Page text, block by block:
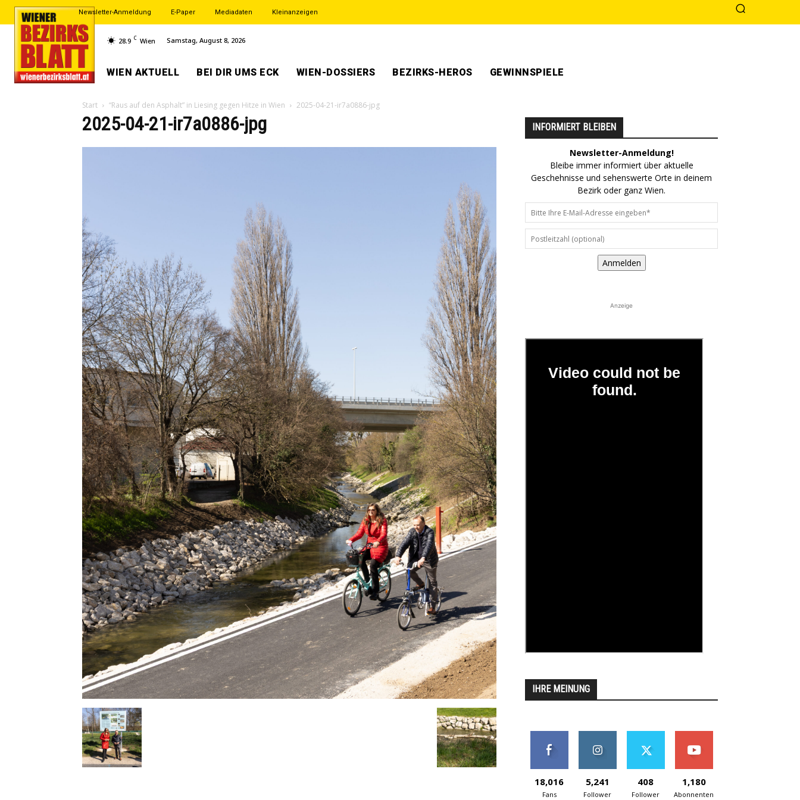
Newsletter-Anmeldung E-Paper Mediadaten Kleinanzeigen
28.9 C Wien Samstag, August 8, 2026
WIEN AKTUELL BEI DIR UMS ECK WIEN-DOSSIERS BEZIRKS-HEROS GEWINNSPIELE
Start “Raus auf den Asphalt” in Liesing gegen Hitze in Wien 2025-04-21-ir7a0886-jpg
2025-04-21-ir7a0886-jpg INFORMIERT BLEIBEN
Newsletter-Anmeldung!
Bleibe immer informiert über aktuelle
Geschehnisse und sehenswerte Orte in deinem
Bezirk oder ganz Wien.
Anmelden
Anzeige
IHRE MEINUNG
18,016
Fans
5,241
Follower
408
Follower
1,180
Abonnenten